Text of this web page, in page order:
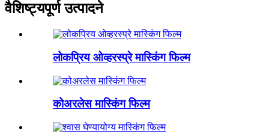
वैशिष्ट्यपूर्ण उत्पादने
लोकप्रिय ओव्हरस्प्रे मास्किंग फिल्म
कोअरलेस मास्किंग फिल्म